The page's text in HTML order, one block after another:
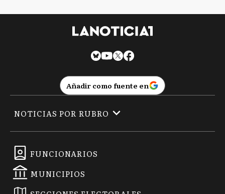
Añadir como fuente en
FUNCIONARIOS
MUNICIPIOS
NOTICIAS POR RUBRO